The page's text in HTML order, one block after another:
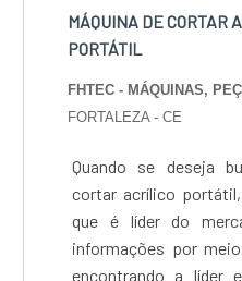
MÁQUINA DE CORTAR
PORTÁTIL
FHTEC - MÁQUINAS,
FORTALEZA - CE
Quando se deseja
cortar acrílico
que é líder do
informações por
encontrando a líder